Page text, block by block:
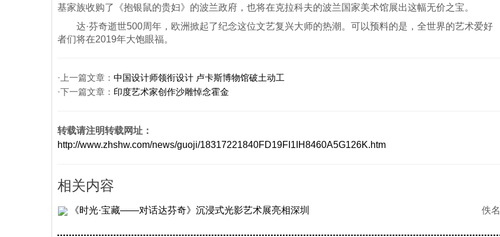
基家族收购了《抱银鼠的贵妇》的波兰政府，也将在克拉科夫的波兰国家美术馆展出这幅无价之宝。
达·芬奇逝世500周年，欧洲掀起了纪念这位文艺复兴大师的热潮。可以预料的是，全世界的艺术爱好
者们将在2019年大饱眼福。
·上一篇文章： 中国设计师领衔设计 卢卡斯博物馆破土动工
·下一篇文章： 印度艺术家创作沙雕悼念霍金
转载请注明转载网址：
http://www.zhshw.com/news/guoji/18317221840FD19FI1IH8460A5G126K.htm
相关内容
《时光·宝藏——对话达芬奇》沉浸式光影艺术展亮相深圳 佚名